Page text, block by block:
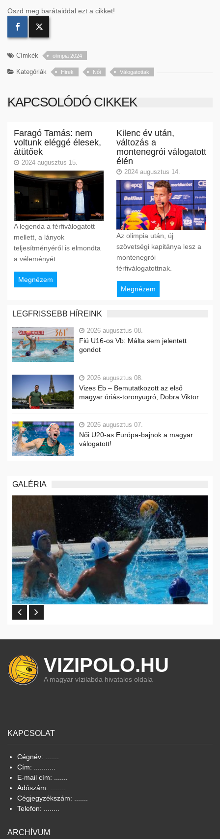
Oszd meg barátaiddal ezt a cikket!
Címkék olimpia 2024
Kategóriák Hirek Női Válogatottak
KAPCSOLÓDÓ CIKKEK
Faragó Tamás: nem
voltunk eléggé élesek,
átütőek
2024 augusztus 15.
A legenda a férfiválogatott
mellett, a lányok
teljesítményéről is elmondta
a véleményét.
Megnézem
Kilenc év után,
változás a
montenegrói válogatott
élén
2024 augusztus 14.
Az olimpia után, új
szövetségi kapitánya lesz a
montenegrói
férfiválogatottnak.
Megnézem
LEGFRISSEBB HÍREINK
2026 augusztus 08.
Fiú U16-os Vb: Málta sem jelentett
gondot
2026 augusztus 08.
Vizes Eb – Bemutatkozott az első
magyar óriás-toronyugró, Dobra Viktor
2026 augusztus 07.
Női U20-as Európa-bajnok a magyar
válogatott!
GALÉRIA
VIZIPOLO.HU
A magyar vízilabda hivatalos oldala
KAPCSOLAT
Cégnév: .......
Cím: ...........
E-mail cím: .......
Adószám: ........
Cégjegyzékszám: .......
Telefon: ........
ARCHÍVUM